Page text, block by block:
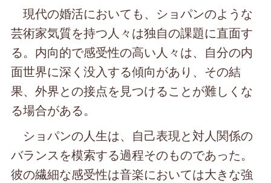
現代の婚活においても、ショパンのような
芸術家気質を持つ人々は独自の課題に直面す
る。内向的で感受性の高い人々は、自分の内
面世界に深く没入する傾向があり、その結
果、外界との接点を見つけることが難しくな
る場合がある。
ショパンの人生は、自己表現と対人関係の
バランスを模索する過程そのものであった。
彼の繊細な感受性は音楽においては大きな強